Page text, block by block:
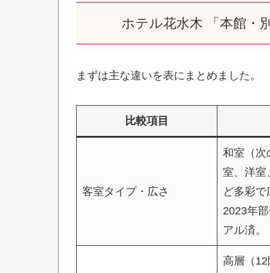
ホテル花水木 「本館・
まずは主な違いを表にまとめました。
比較項目
客室タイプ・広さ
和室（次
室、洋室
ど多彩で
2023年
アル済。
高層（